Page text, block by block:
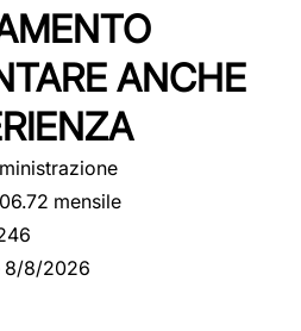
ANCHE
mensile
8/8/2026